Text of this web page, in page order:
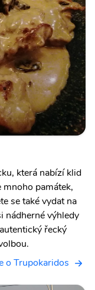
která nabízí klid
památek,
se také vydat na
nádherné výhledy
řecký
o Trupokaridos